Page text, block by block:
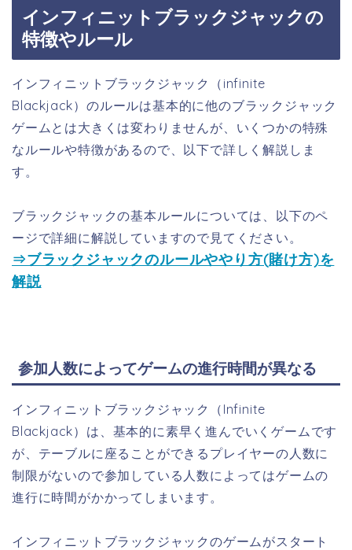
インフィニットブラックジャックの
特徴やルール
インフィニットブラックジャック（infinite
Blackjack）のルールは基本的に他のブラックジャック
ゲームとは大きくは変わりませんが、いくつかの特殊
なルールや特徴があるので、以下で詳しく解説しま
す。
ブラックジャックの基本ルールについては、以下のペ
ージで詳細に解説していますので見てください。
⇒ブラックジャックのルールややり方(賭け方)を
解説
参加人数によってゲームの進行時間が異なる
インフィニットブラックジャック（Infinite
Blackjack）は、基本的に素早く進んでいくゲームです
が、テーブルに座ることができるプレイヤーの人数に
制限がないので参加している人数によってはゲームの
進行に時間がかかってしまいます。
インフィニットブラックジャックのゲームがスタート